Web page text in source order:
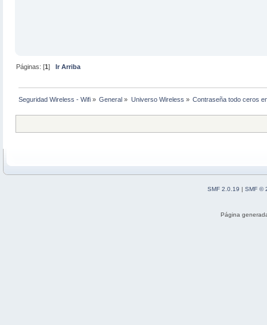
Páginas: [1]Ir Arriba
Seguridad Wireless - Wifi » General » Universo Wireless » Contraseña todo ceros
SMF 2.0.19 | SMF ©
Página